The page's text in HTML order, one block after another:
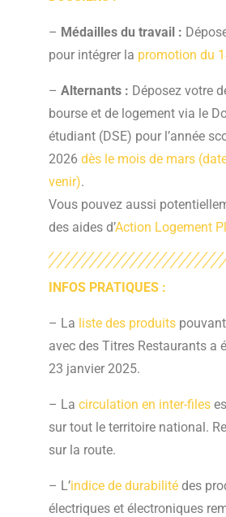
– Médailles du travail :
pour intégrer la promotion du
– Alternants : Déposez votre
bourse et de logement via le
étudiant (DSE) pour l’année
2026 dès le mois de mars
venir).
Vous pouvez aussi
des aides d’Action Logement
INFOS PRATIQUES :
– La liste des produits
avec des Titres Restaurants a
23 janvier 2025.
– La circulation en inter-files
sur tout le territoire national.
sur la route.
– L’indice de durabilité des
électriques et électroniques